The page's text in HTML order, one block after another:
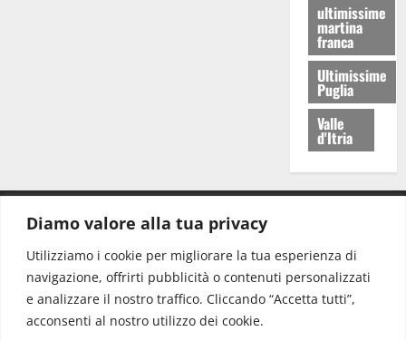
Diamo valore alla tua privacy
Utilizziamo i cookie per migliorare la tua esperienza di
navigazione, offrirti pubblicità o contenuti personalizzati
e analizzare il nostro traffico. Cliccando “Accetta tutti”,
acconsenti al nostro utilizzo dei cookie.
ultimissime
martina
franca
Ultimissime
Puglia
Valle
d'Itria
Redazione: redazione@www.martinasera.it
Direttore:direttore@www.martinasera.it
Info & Commerciale:info@www.martinasera.it